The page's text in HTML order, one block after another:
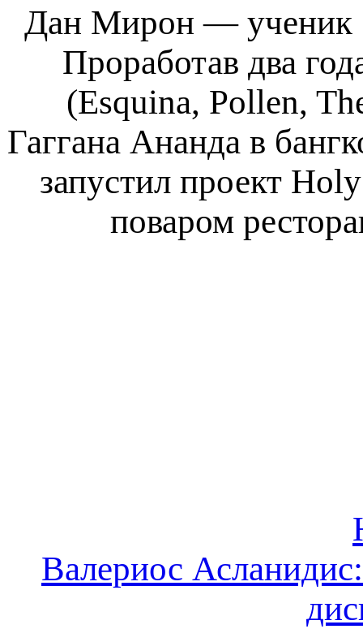
Дан Мирон — ученик
Проработав два
(Esquina, Pollen,
Гаггана Ананда в
запустил проект
поваром
Валериос